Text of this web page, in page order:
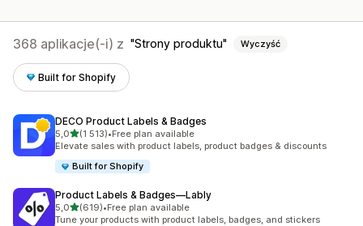
368 aplikacje(-i) z Strony produktu Wyczyść
Built for Shopify
DECO Product Labels & Badges
5,0na 5 gwiazdek
(1 513)
Łączna liczba recenzji: 1513
•Free plan available
Elevate sales with product labels, product badges & discounts
Built for Shopify
Product Labels & Badges—Lably
5,0na 5 gwiazdek
(619)
Łączna liczba recenzji: 619
•Free plan available
Tune your products with product labels, badges, and stickers